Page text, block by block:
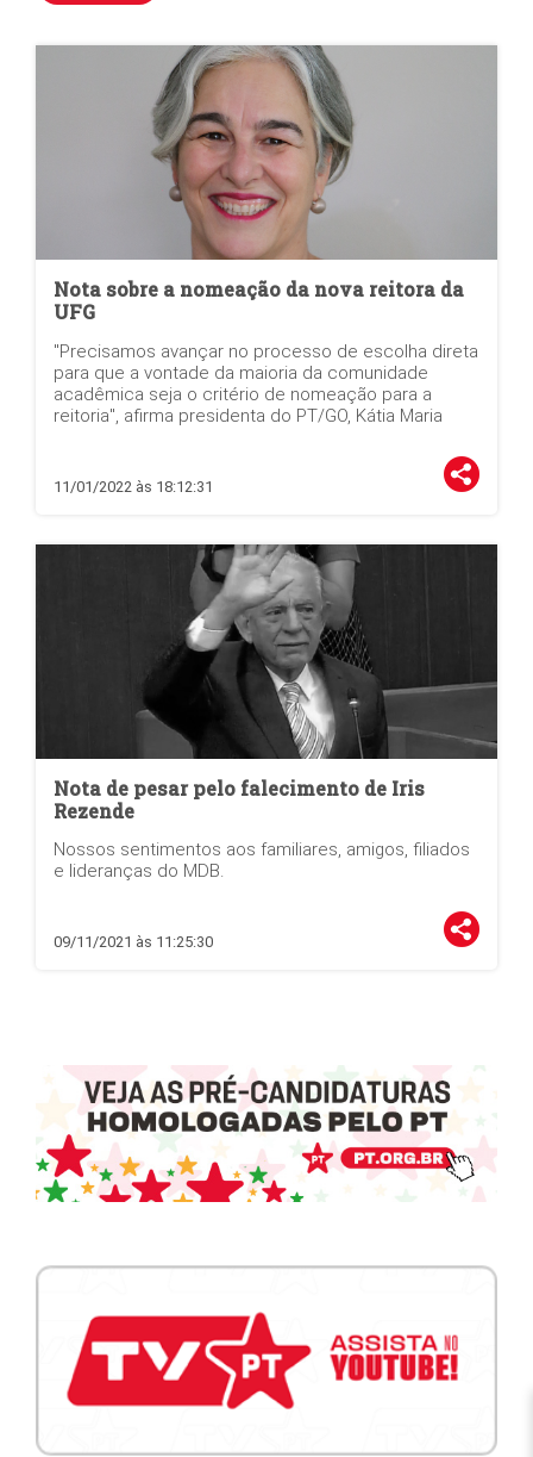
Nota sobre a nomeação da nova reitora da
UFG
"Precisamos avançar no processo de escolha direta
para que a vontade da maioria da comunidade
acadêmica seja o critério de nomeação para a
reitoria", afirma presidenta do PT/GO, Kátia Maria
11/01/2022 às 18:12:31
Nota de pesar pelo falecimento de Iris
Rezende
Nossos sentimentos aos familiares, amigos, filiados
e lideranças do MDB.
09/11/2021 às 11:25:30